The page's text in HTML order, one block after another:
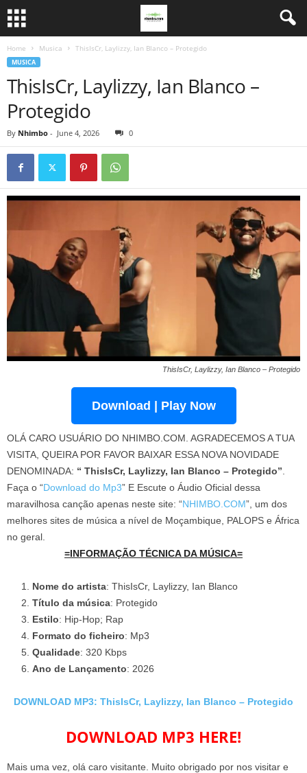
Home Musica ThisIsCr, Laylizzy, Ian Blanco – Protegido
MUSICA
ThisIsCr, Laylizzy, Ian Blanco –
Protegido
By Nhimbo - June 4, 2026 0
ThisIsCr, Laylizzy, Ian Blanco – Protegido
Download | Play Now
OLÁ CARO USUÁRIO DO NHIMBO.COM. AGRADECEMOS A TUA
VISITA, QUEIRA POR FAVOR BAIXAR ESSA NOVA NOVIDADE
DENOMINADA: “ ThisIsCr, Laylizzy, Ian Blanco – Protegido”
Faça o “Download do Mp3” E Escute o Áudio Oficial dessa
maravilhosa canção apenas neste site: “NHIMBO.COM”, um dos
melhores sites de música a nível de Moçambique, PALOPS e África
no geral.
=INFORMAÇÃO TÉCNICA DA MÚSICA=
Nome do artista: ThisIsCr, Laylizzy, Ian Blanco
Título da música: Protegido
Estilo: Hip-Hop; Rap
Formato do ficheiro: Mp3
Qualidade: 320 Kbps
Ano de Lançamento: 2026
DOWNLOAD MP3: ThisIsCr, Laylizzy, Ian Blanco – Protegido
DOWNLOAD MP3 HERE!
Mais uma vez, olá caro visitante. Muito obrigado por nos visitar e